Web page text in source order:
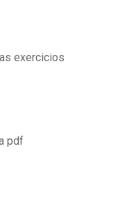
exercicios
pdf